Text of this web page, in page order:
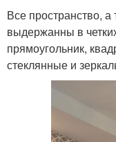
Все пространство,
выдержанны в
прямоугольник,
стеклянные и